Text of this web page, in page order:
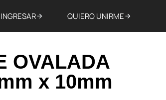
INGRESAR QUIERO UNIRME
OVALADA
x 10mm